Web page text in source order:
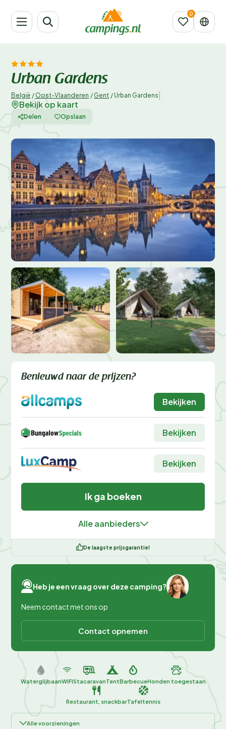
Urban Gardens
België / Oost-Vlaanderen / Gent / Urban Gardens
Bekijk op kaart
Delen Opslaan
Benieuwd naar de prijzen?
Bekijken
Bekijken
Bekijken
Ik ga boeken
Alle aanbieders
De laagste prijsgarantie!
Heb je een vraag over deze camping?
Neem contact met ons op
Contact opnemen
WaterglijbaanWIFIStacaravanTentBarbecueHonden toegestaan
Restaurant, snackbarTafeltennis
Alle voorzieningen